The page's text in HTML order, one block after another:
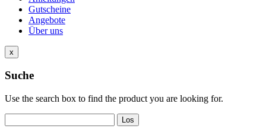
Gutscheine
Angebote
Über uns
x
Suche
Use the search box to find the product you are looking for.
Los